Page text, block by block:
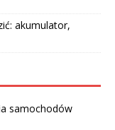
akumulator,
samochodów